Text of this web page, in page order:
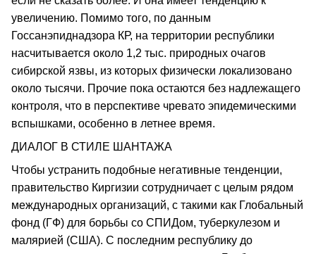
увеличению. Помимо того, по данным
Госсанэпиднадзора КР, на территории республики
насчитывается около 1,2 тыс. природных очагов
сибирской язвы, из которых физически локализовано
около тысячи. Прочие пока остаются без надлежащего
контроля, что в перспективе чревато эпидемическими
вспышками, особенно в летнее время.
ДИАЛОГ В СТИЛЕ ШАНТАЖА
Чтобы устранить подобные негативные тенденции,
правительство Киргизии сотрудничает с целым рядом
международных организаций, с такими как Глобальный
фонд (ГФ) для борьбы со СПИДом, туберкулезом и
малярией (США). С последним республику до